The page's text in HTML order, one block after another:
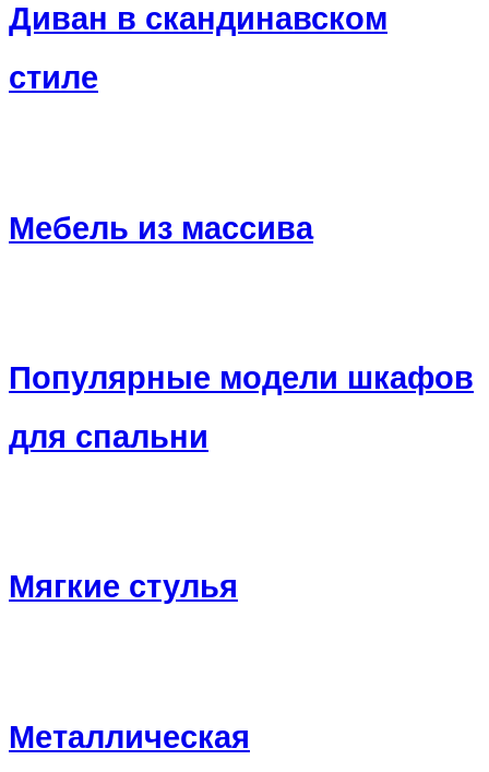
Диван в скандинавском
стиле
Мебель из массива
Популярные модели шкафов
для спальни
Мягкие стулья
Металлическая